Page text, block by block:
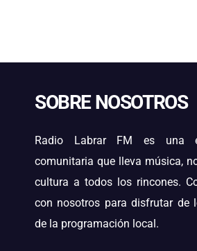
SOBRE NOSOTROS
Radio Labrar FM es una
comunitaria que lleva música,
cultura a todos los rincones.
con nosotros para disfrutar de
de la programación local.